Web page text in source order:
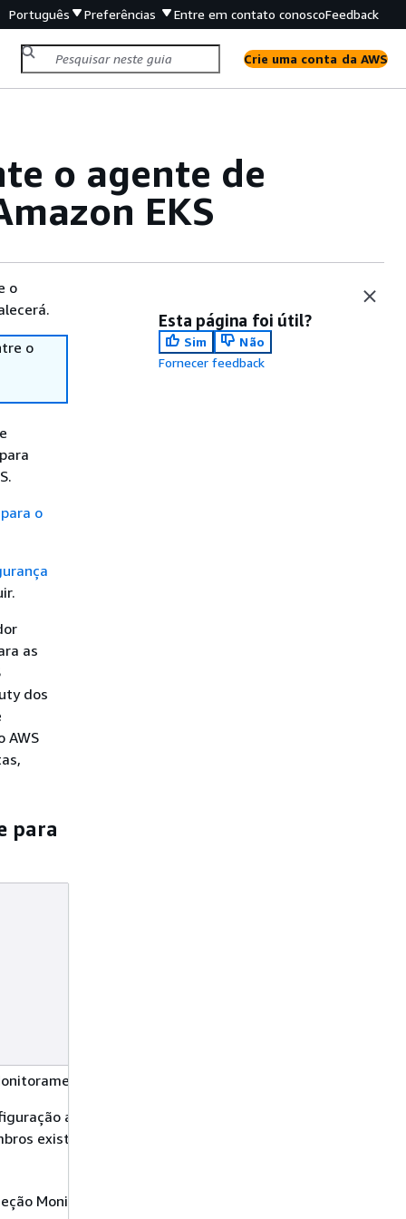
Português Preferências Entre em contato conoscoFeedback
Crie uma conta da AWS
o agente de
EKS
o
o
o
as
dos
AWS
para
de runtime, você terá as seguintes opções:
automática do agente. GuardDuty implantará e
existentes e potencialmente novas na organização.
Monitoramento de runtime, faça o seguinte:
Esta página foi útil?
Sim
Não
Fornecer feedback